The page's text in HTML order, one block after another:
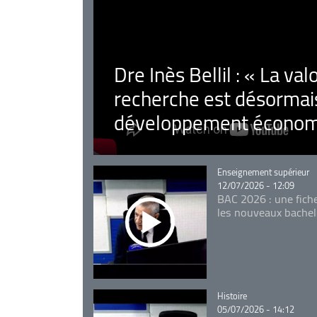
Dre Inès Bellil : « La
recherche est
développement
Catégorie
Enseignement supérieur
12/07/2026 - 12:09
BAC 2026 : une
les nouveaux
Catégorie
Histoire
05/07/2026 - 14:12